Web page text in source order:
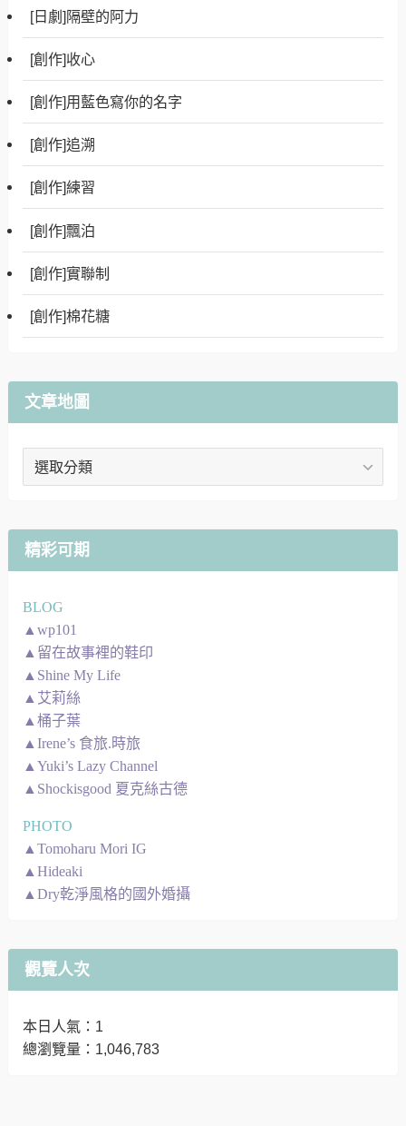
[日劇]隔壁的阿力
[創作]收心
[創作]用藍色寫你的名字
[創作]追溯
[創作]練習
[創作]飄泊
[創作]實聯制
[創作]棉花糖
文章地圖
文
圖
精彩可期
BLOG
▲wp101
▲留在故事裡的鞋印
▲Shine My Life
▲艾莉絲
▲桶子葉
▲Irene’s 食旅.時旅
▲Yuki’s Lazy Channel
▲Shockisgood 夏克絲古德
PHOTO
▲Tomoharu Mori IG
▲Hideaki
▲Dry乾淨風格的國外婚攝
觀覽人次
本日人氣：1
總瀏覽量：1,046,783